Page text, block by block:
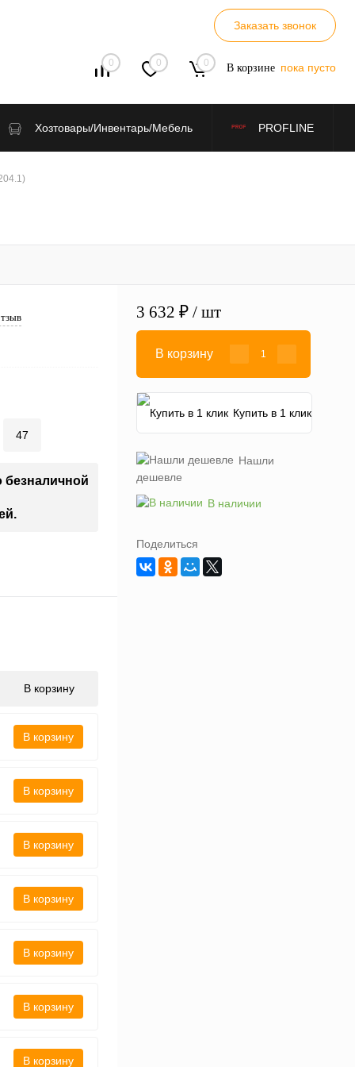
Заказать звонок
0 0 0 В корзине пока пусто
Хозтовары/Инвентарь/Мебель PROFLINE
47
безналичной
В корзину
В корзину
В корзину
В корзину
В корзину
В корзину
В корзину
В корзину
3 632 ₽ / шт
В корзину
Купить в 1 клик
Нашли
дешевле
В наличии
Поделиться